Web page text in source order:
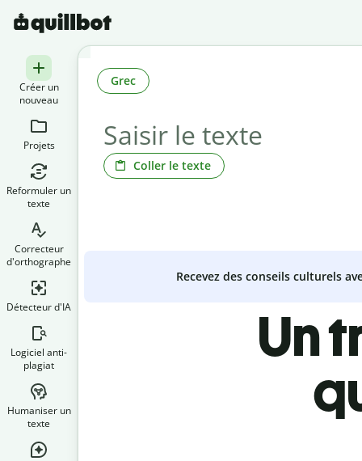
Créer un
nouveau
Projets
Reformuler un
texte
Correcteur
d'orthographe
Détecteur d'IA
Logiciel anti-
plagiat
Humaniser un
texte
Coller le texte
Grec
Recevez des conseils culturels
Un